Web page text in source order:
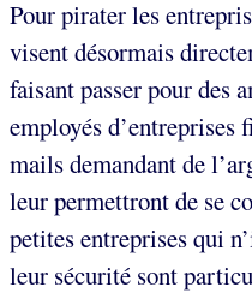
Pour pirater les
visent désormais
faisant passer pour des
employés d’entreprises
mails demandant de
leur permettront de se
petites entreprises qui
leur sécurité sont